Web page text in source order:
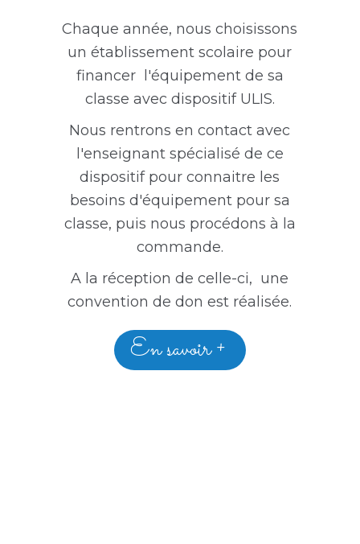
Chaque année, nous choisissons
un établissement scolaire pour
financer l'équipement de sa
classe avec dispositif ULIS.
Nous rentrons en contact avec
l'enseignant spécialisé de ce
dispositif pour connaitre les
besoins d'équipement pour sa
classe, puis nous procédons à la
commande.
A la réception de celle-ci, une
convention de don est réalisée.
En savoir +